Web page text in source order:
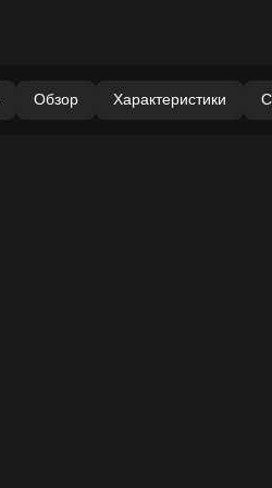
Обзор Характеристики